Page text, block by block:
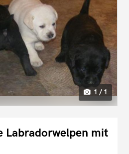
1 / 1
Labradorwelpen mit